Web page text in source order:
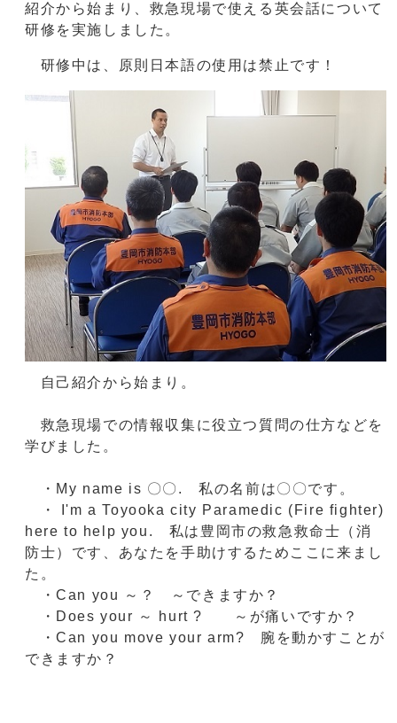
紹介から始まり、救急現場で使える英会話について
研修を実施しました。
研修中は、原則日本語の使用は禁止です！
自己紹介から始まり。
救急現場での情報収集に役立つ質問の仕方などを
学びました。
・My name is 〇〇. 私の名前は〇〇です。
・ I'm a Toyooka city Paramedic (Fire fighter)
here to help you. 私は豊岡市の救急救命士（消
防士）です、あなたを手助けするためここに来まし
た。
・Can you ～？ ～できますか？
・Does your ～ hurt ? ～が痛いですか？
・Can you move your arm? 腕を動かすことが
できますか？